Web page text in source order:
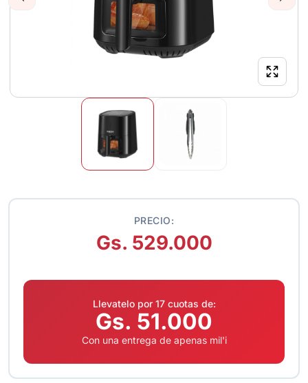
PRECIO:
Gs. 529.000
Llevatelo por 17 cuotas de:
Gs. 51.000
Con una entrega de apenas mil'i